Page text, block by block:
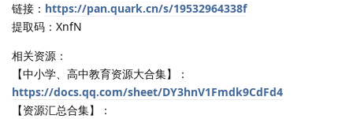
链接： https://pan.quark.cn/s/19532964338f
提取码：XnfN
相关资源：
【中小学、高中教育资源大合集】：
https://docs.qq.com/sheet/DY3hnV1Fmdk9CdFd4
【资源汇总合集】：